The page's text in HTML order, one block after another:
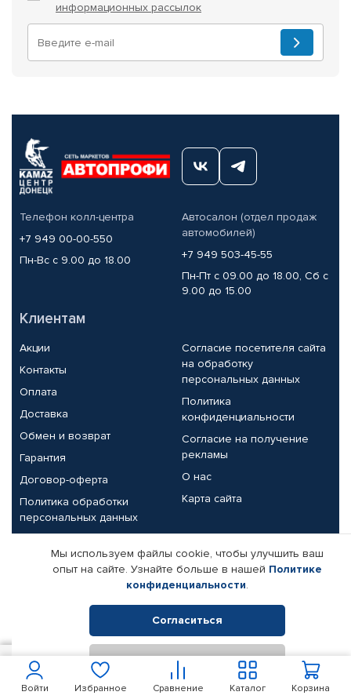
Войти Избранное Сравнение Корзина
Каталог
информационных рассылок
Телефон колл-центра
+7 949 00-00-550
Пн-Вс с 9.00 до 18.00
Автосалон (отдел продаж
автомобилей)
+7 949 503-45-55
Пн-Пт с 09.00 до 18.00, Сб с
9.00 до 15.00
Клиентам
Акции
Контакты
Оплата
Доставка
Обмен и возврат
Гарантия
Договор-оферта
Политика обработки
персональных данных
Согласие посетителя сайта
на обработку
персональных данных
Политика
конфиденциальности
Согласие на получение
рекламы
О нас
Карта сайта
Партнерам
Корпоративным клиентам
Поставщикам
Реквизиты компании
© КАМАЗ ЦЕНТР ДОНЕЦК, 2015-2026. Все права защищены.
Интернет-магазин автомобильных товаров Автопрофи.
Мы используем файлы cookie, чтобы улучшить ваш
опыт на сайте. Узнайте больше в нашей Политике
конфиденциальности.
Согласиться
Отклонить
1 728 В корзину